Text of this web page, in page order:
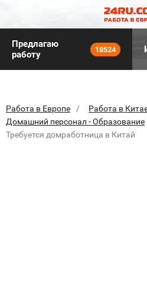
Предлагаю
работу
18524
Работа в Европе
Работа в
Домашний персонал - Образование
Требуется домработница в Китай